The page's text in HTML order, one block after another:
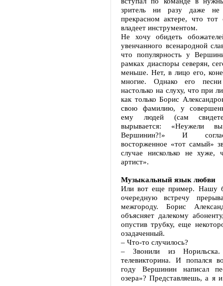
зритель ни разу даже не
прекрасном актере, что тот
владеет инструментом.
Не хочу обидеть
увенчанного всенародной
что популярность у
рамках диаспоры северян,
меньше. Нет, в лицо его,
многие. Однако его
настолько на слуху, что при
как только Борис
свою фамилию, у
ему людей (сам
вырывается: «Неужели
Вершинин?!» И
восторженное «тот самый»
случае нисколько не хуже,
артист».
Музыкальный язык любви
Или вот еще пример. Нашу
очередную встречу
межгороду. Борис
объясняет далекому
опустив трубку, еще
озадаченный.
– Что-то случилось?
– Звонили из
телевикторина. И попался
году Вершинин написал
озера»? Представляешь, а я